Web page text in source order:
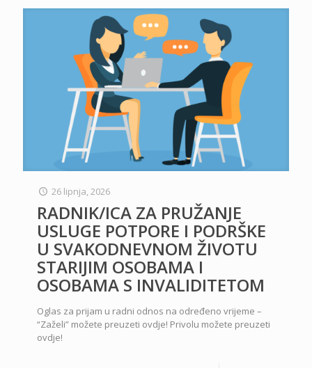
26 lipnja, 2026
RADNIK/ICA ZA PRUŽANJE
USLUGE POTPORE I PODRŠKE
U SVAKODNEVNOM ŽIVOTU
STARIJIM OSOBAMA I
OSOBAMA S INVALIDITETOM
Oglas za prijam u radni odnos na određeno vrijeme –
“Zaželi” možete preuzeti ovdje! Privolu možete preuzeti
ovdje!